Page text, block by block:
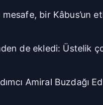
mesafe, bir Kâbus’un
de ekledi: Üstelik
Amiral Buzdağı